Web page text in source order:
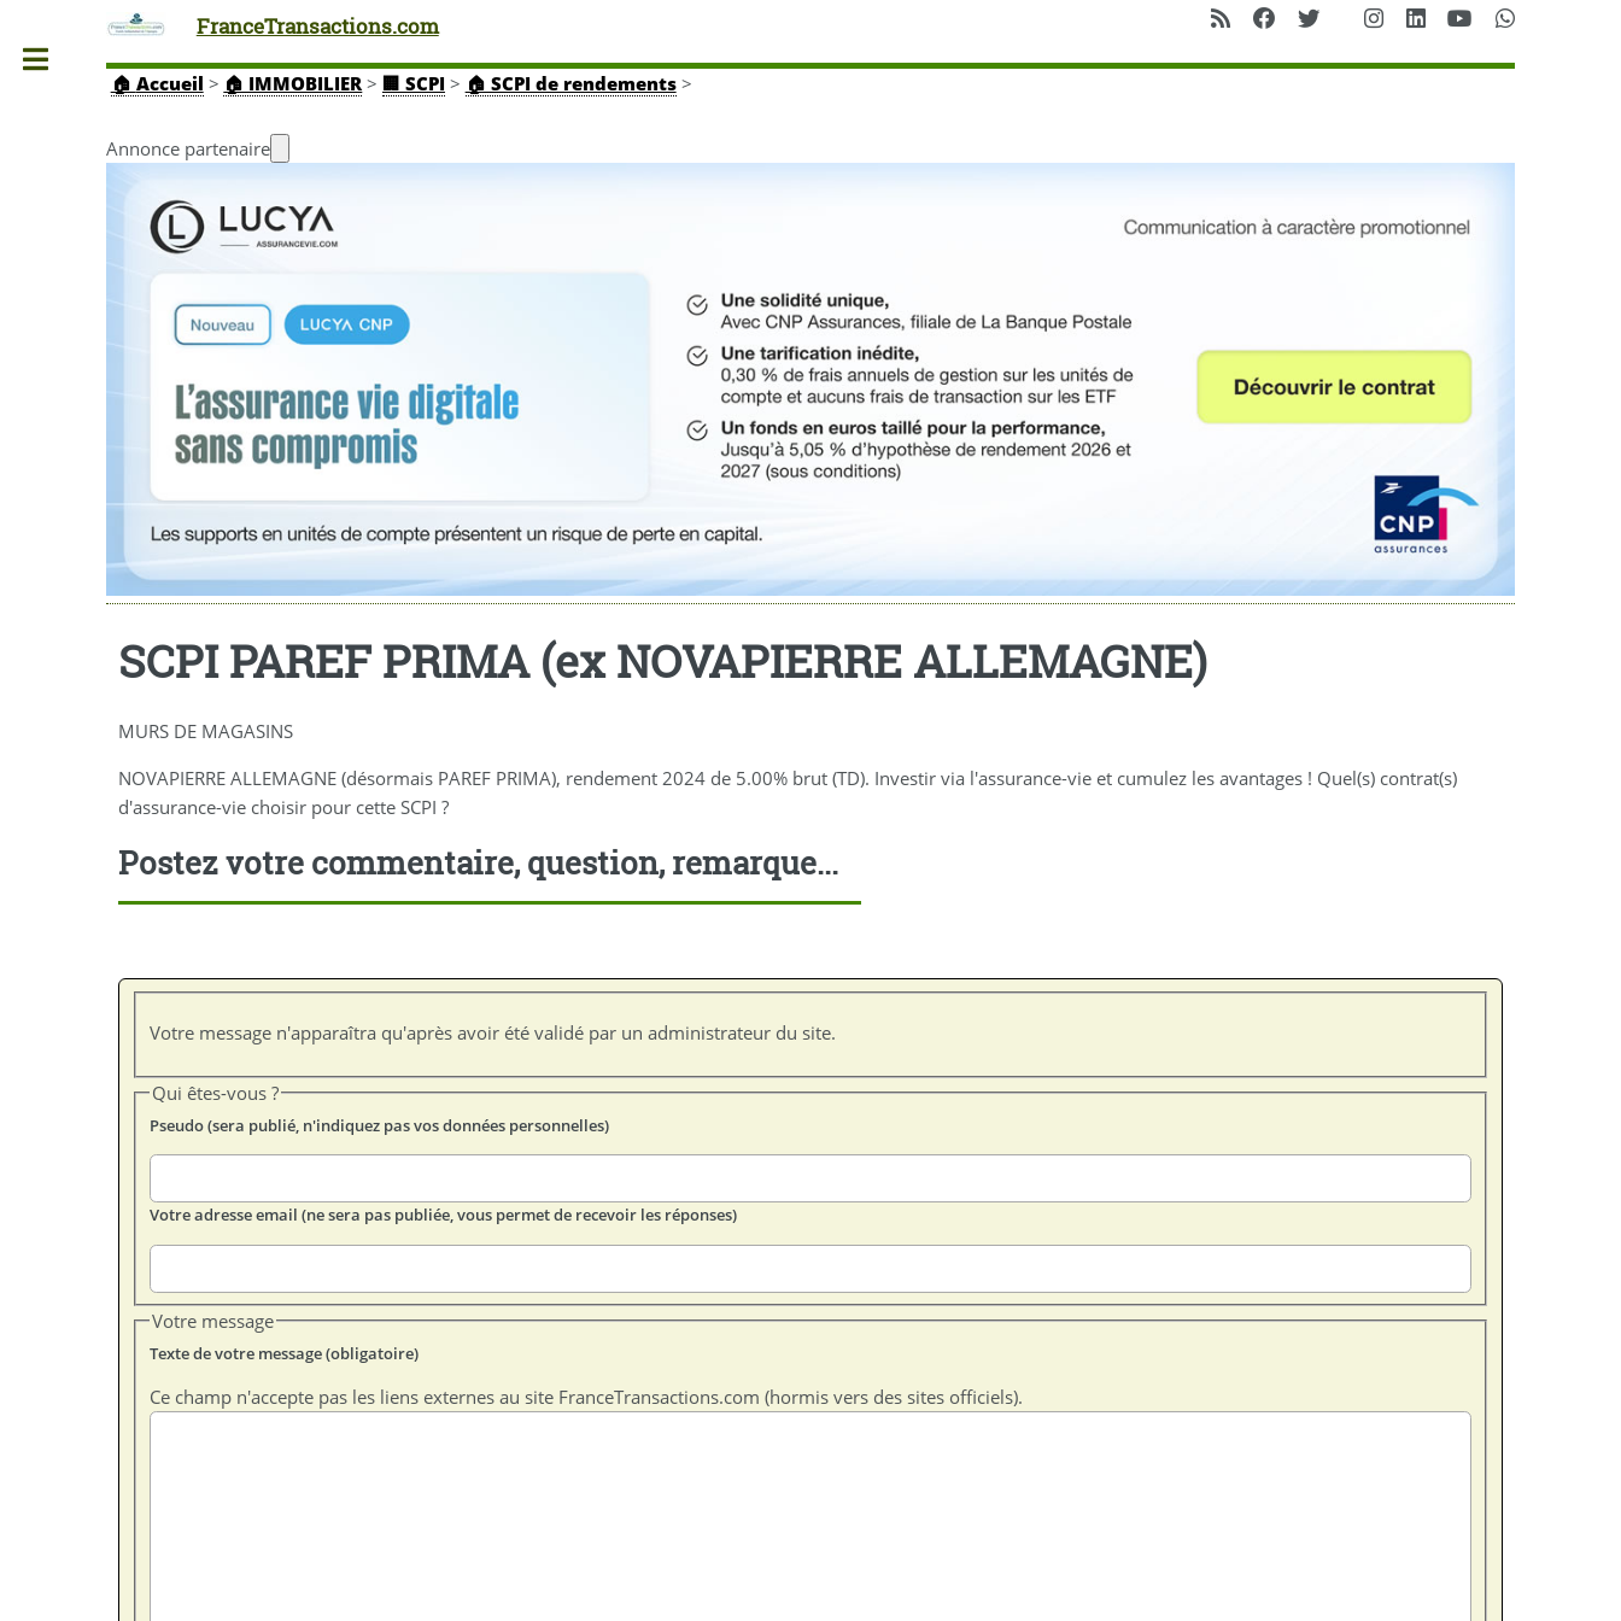
FranceTransactions.com
🏠 Accueil > 🏠 IMMOBILIER > 🏢 SCPI > 🏠 SCPI de rendements>
Annonce partenaire
SCPI PAREF PRIMA (ex NOVAPIERRE ALLEMAGNE)
MURS DE MAGASINS
NOVAPIERRE ALLEMAGNE (désormais PAREF PRIMA), rendement 2024 de 5.00% brut (TD). Investir via l'assurance-vie et cumulez les avantages ! Quel(s) contrat(s)
d'assurance-vie choisir pour cette SCPI ?
Postez votre commentaire, question, remarque...
Votre message n'apparaîtra qu'après avoir été validé par un administrateur du site.
Qui êtes-vous ?
Pseudo (sera publié, n'indiquez pas vos données personnelles)
Votre adresse email (ne sera pas publiée, vous permet de recevoir les réponses)
Votre message
Texte de votre message (obligatoire)
Ce champ n'accepte pas les liens externes au site FranceTransactions.com (hormis vers des sites officiels).
Toggle